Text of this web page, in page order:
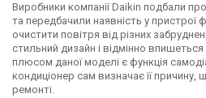
Виробники компанії Daikin подбали
та передбачили наявність у пристрої
очистити повітря від різних
стильний дизайн і відмінно
плюсом даної моделі є функція
кондиціонер сам визначає її
ремонті.